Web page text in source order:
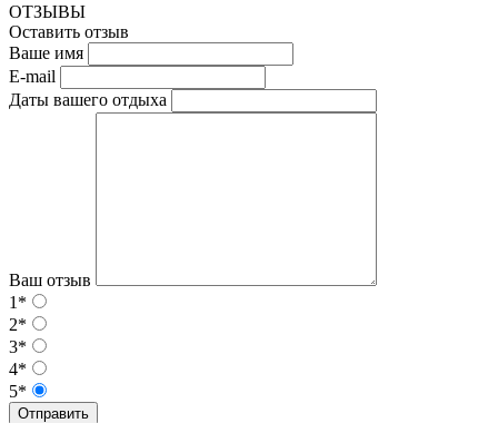
ОТЗЫВЫ
Оставить отзыв
Ваше имя
E-mail
Даты вашего отдыха
Ваш отзыв
1*
2*
3*
4*
5*
Отправить